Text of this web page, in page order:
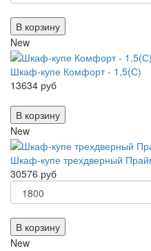
В корзину
New
Шкаф-купе Комфорт - 1,5(С)
13634 руб
В корзину
New
Шкаф-купе трехдверный
30576 руб
В корзину
New